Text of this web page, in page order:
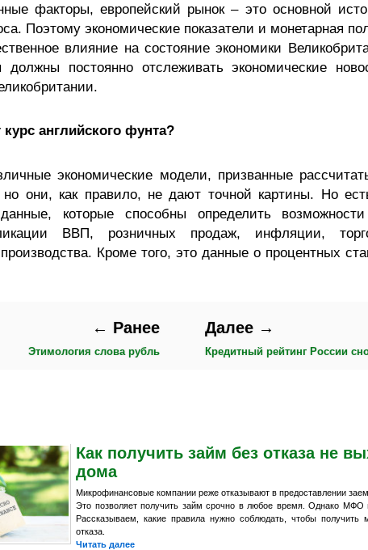
факторы, европейский рынок – это основной
Поэтому экономические показатели и монетарная
влияние на состояние экономики
должны постоянно отслеживать экономические
курс английского фунта?
экономические модели, призванные
они, как правило, не дают точной картины. Но
данные, которые способны определить
ВВП, розничных продаж, инфляции,
Кроме того, это данные о процентных
← Ранее
Этимология слова рубль
Далее →
Кредитный рейтинг России
Как получить займ без отказа не
дома
Микрофинансовые компании реже отказывают в предоставлении
Это позволяет получить займ срочно в любое время. Однако МФО
Рассказываем, какие правила нужно соблюдать, чтобы получить
отказа.
Читать далее